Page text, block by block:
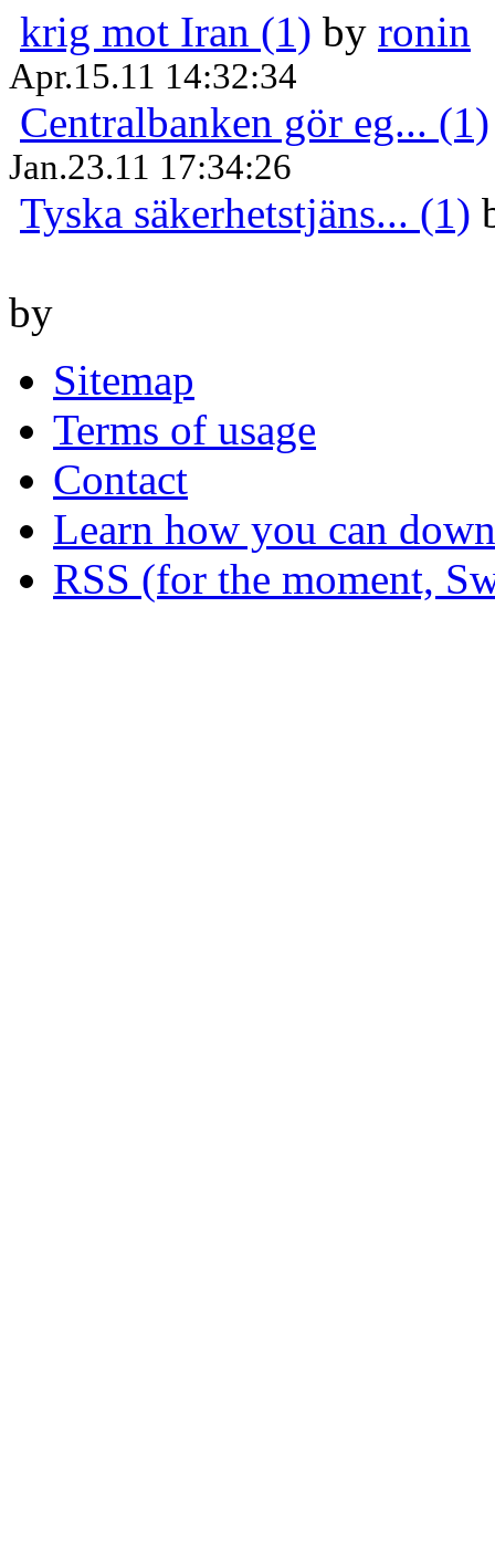
krig mot Iran (1) by ronin
Apr.15.11 14:32:34
Centralbanken gör eg... (1)
Jan.23.11 17:34:26
Tyska säkerhetstjäns... (1)
by
Sitemap
Terms of usage
Contact
Learn how you can
RSS (for the moment,